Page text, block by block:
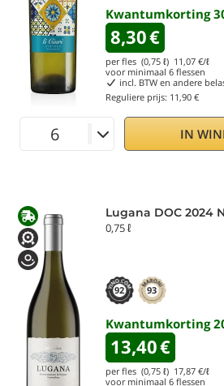
Kwantumkorting
8,30€
per fles (0,75 ℓ) 11,07 €/ℓ
voor minimaal 6 flessen
incl. BTW en andere
Reguliere prijs: 11,90 €
IN
Lugana DOC 2024
0,75 ℓ
92 93
Kwantumkorting
13,40€
per fles (0,75 ℓ) 17,87 €/ℓ
voor minimaal 6 flessen